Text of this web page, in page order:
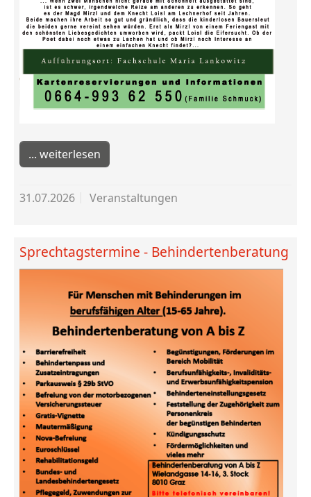
weiterlesen
31.07.2026 Veranstaltungen
Sprechtagstermine - Behindertenberatung